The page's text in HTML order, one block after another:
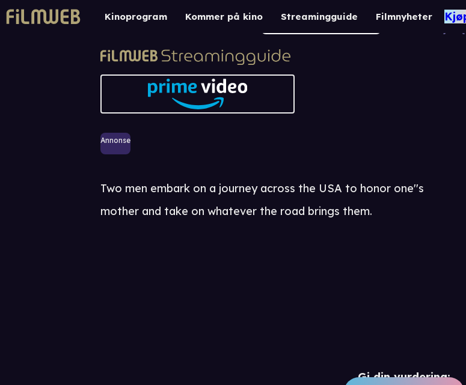
Kinoprogram Kommer på kino Streamingguide Filmnyheter
Annonse
Gi din vurdering:
Two men embark on a journey across the USA to honor one''s
mother and take on whatever the road brings them.